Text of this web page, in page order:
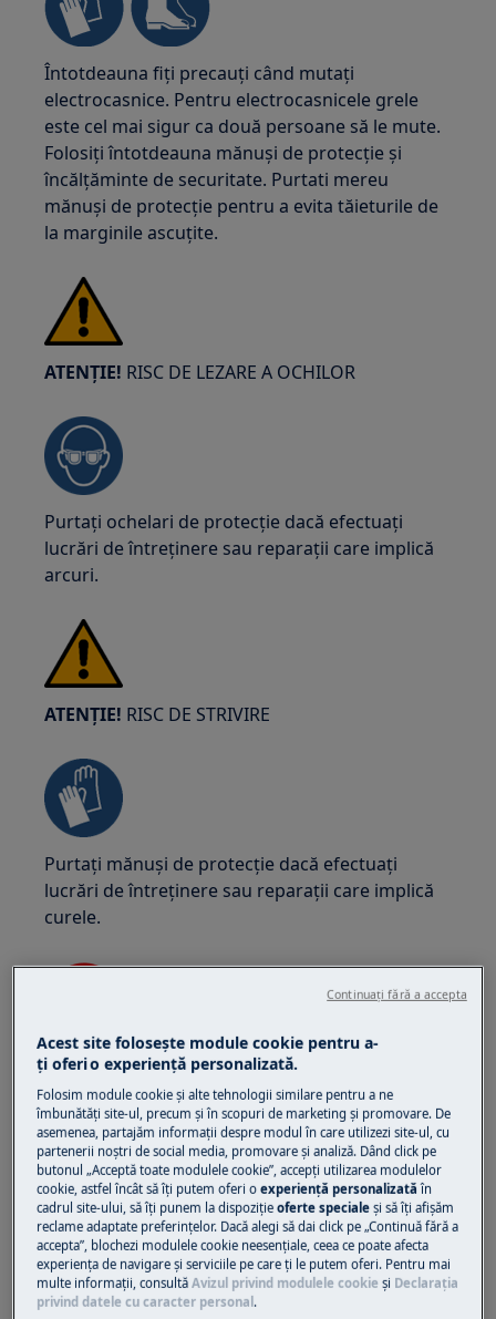
Întotdeauna fiți precauți când mutați
electrocasnice. Pentru electrocasnicele grele
este cel mai sigur ca două persoane să le mute.
Folosiți întotdeauna mănuși de protecție și
încălțăminte de securitate. Purtati mereu
mănuși de protecție pentru a evita tăieturile de
la marginile ascuțite.
ATENȚIE! RISC DE LEZARE A OCHILOR
Purtați ochelari de protecție dacă efectuați
lucrări de întreținere sau reparații care implică
arcuri.
ATENȚIE! RISC DE STRIVIRE
Purtați mănuși de protecție dacă efectuați
lucrări de întreținere sau reparații care implică
curele.
ATENȚIE!PERICOL DE SUFFOCARE
Piese mici, nu sunt pentru copiii sub 3 ani.
Păstrați toate piesele mici și ambalajele departe
de copii.
Doar adulții ar trebui să folosească sau să
instaleze produsul.
Înainte de orice operațiune de întreținere,
închideți alimentarea cu apă a aparatului. Goliți
Acest site folosește module cookie pentru a-
ţi oferi o experienţă personalizată.
Folosim module cookie și alte tehnologii similare pentru a ne
îmbunătăţi site-ul, precum și în scopuri de marketing și promovare. De
asemenea, partajăm informaţii despre modul în care utilizezi site-ul, cu
partenerii noștri de social media, promovare și analiză. Dând click pe
butonul „Acceptă toate modulele cookie”, accepţi utilizarea modulelor
cookie, astfel încât să îţi putem oferi oexperienţă personalizată în
cadrul site-ului, să îţi punem la dispoziţieoferte speciale și să îţi afișăm
reclame adaptate preferinţelor. Dacă alegi să dai click pe „Continuă fără a
accepta”, blochezi modulele cookie neesenţiale, ceea ce poate afecta
experienţa de navigare și serviciile pe care ţi le putem oferi. Pentru mai
multe informaţii, consultăAvizul privind modulele cookie și Declaraţia
privind datele cu caracter personal .
Continuați fără a accepta